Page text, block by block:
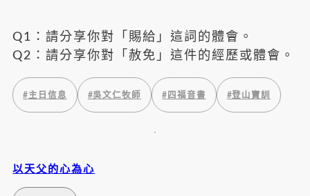
Q1：請分享你對「賜給」這詞的體會。
Q2：請分享你對「赦免」這件的經歷或體會。
#主日信息 #吳文仁牧師 # 四福音書 #登山寶訓
以天父的心為心